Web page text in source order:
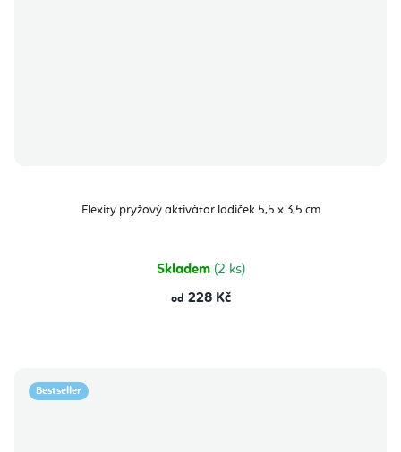
Flexity pryžový aktivátor ladiček 5,5 x 3,5 cm
Skladem (2 ks)
od 228 Kč
Bestseller